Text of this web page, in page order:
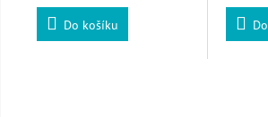
Do košíku